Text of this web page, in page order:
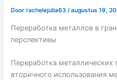
Doorrachelejulia63/augustus 19,
Переработка металлов в
перспективы
Переработка металлических
вторичного использования